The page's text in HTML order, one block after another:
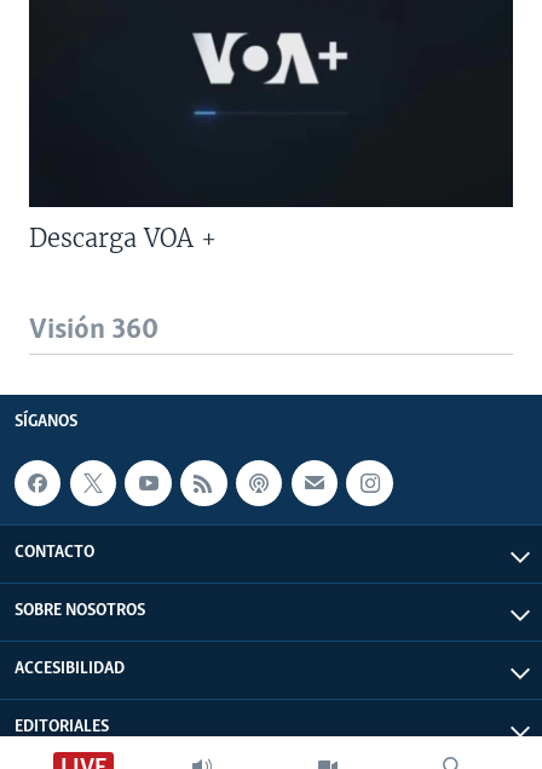
Descarga VOA +
Visión 360
SÍGANOS
CONTACTO
SOBRE NOSOTROS
ACCESIBILIDAD
EDITORIALES